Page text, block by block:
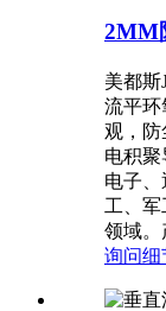
2MM
美都斯
流平环
观，防
电积
电子
工、
领域
询问细